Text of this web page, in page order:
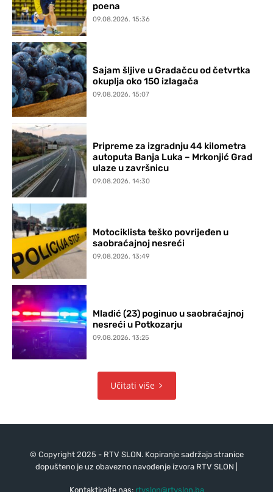
poena
09.08.2026. 15:36
Sajam šljive u Gradačcu od četvrtka
okuplja oko 150 izlagača
09.08.2026. 15:07
Pripreme za izgradnju 44 kilometra
autoputa Banja Luka – Mrkonjić Grad
ulaze u završnicu
09.08.2026. 14:30
Motociklista teško povrijeđen u
saobraćajnoj nesreći
09.08.2026. 13:49
Mladić (23) poginuo u saobraćajnoj
nesreći u Potkozarju
09.08.2026. 13:25
Učitati više
© Copyright 2025 - RTV SLON. Kopiranje sadržaja stranice
dopušteno je uz obavezno navođenje izvora RTV SLON |
Kontaktirajte nas: rtvslon@rtvslon.ba